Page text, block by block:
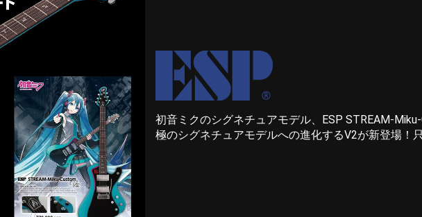
初音ミクのシグネチュアモデル、ESP STREAM-
極のシグネチュアモデルへの進化するV2が新登場！